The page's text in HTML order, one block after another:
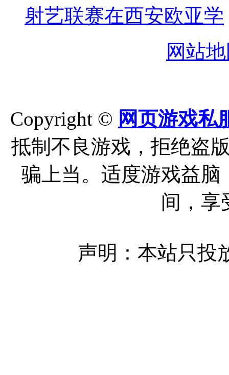
射艺联赛在西安欧亚学
网站
Copyright © 网页游戏私
抵制不良游戏，拒绝盗
骗上当。适度游戏益
间，享
声明：本站只投